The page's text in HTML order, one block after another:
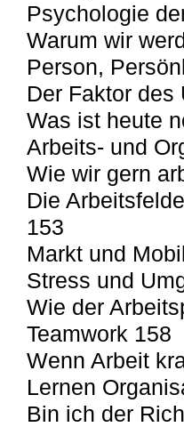
Psychologie
Warum wir
Person,
Der Faktor des
Was ist heute
Arbeits- und
Wie wir gern
Die
153
Markt und
Stress und
Wie der
Teamwork 158
Wenn Arbeit
Lernen
Bin ich der